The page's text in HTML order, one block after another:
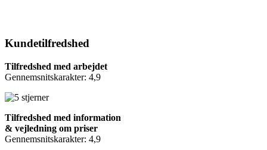
Kundetilfredshed
Tilfredshed med arbejdet
Gennemsnitskarakter: 4,9
Tilfredshed med information
& vejledning om priser
Gennemsnitskarakter: 4,9